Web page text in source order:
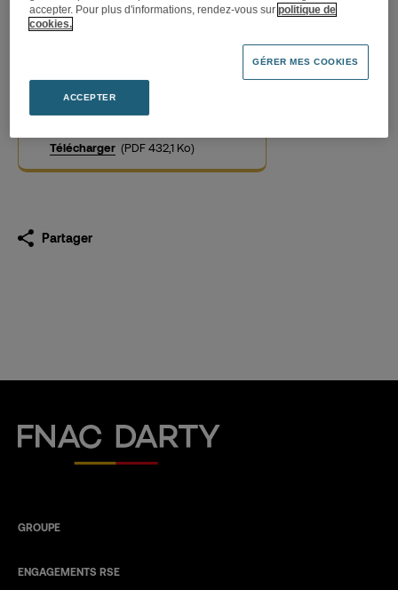
31.03.2016
Télécharger (PDF 432,1 Ko)
Partager
Fnac Darty
GROUPE
ENGAGEMENTS RSE
accepter. Pour plus d'informations, rendez-vous surpolitique de
cookies.
GÉRER MES COOKIES
ACCEPTER